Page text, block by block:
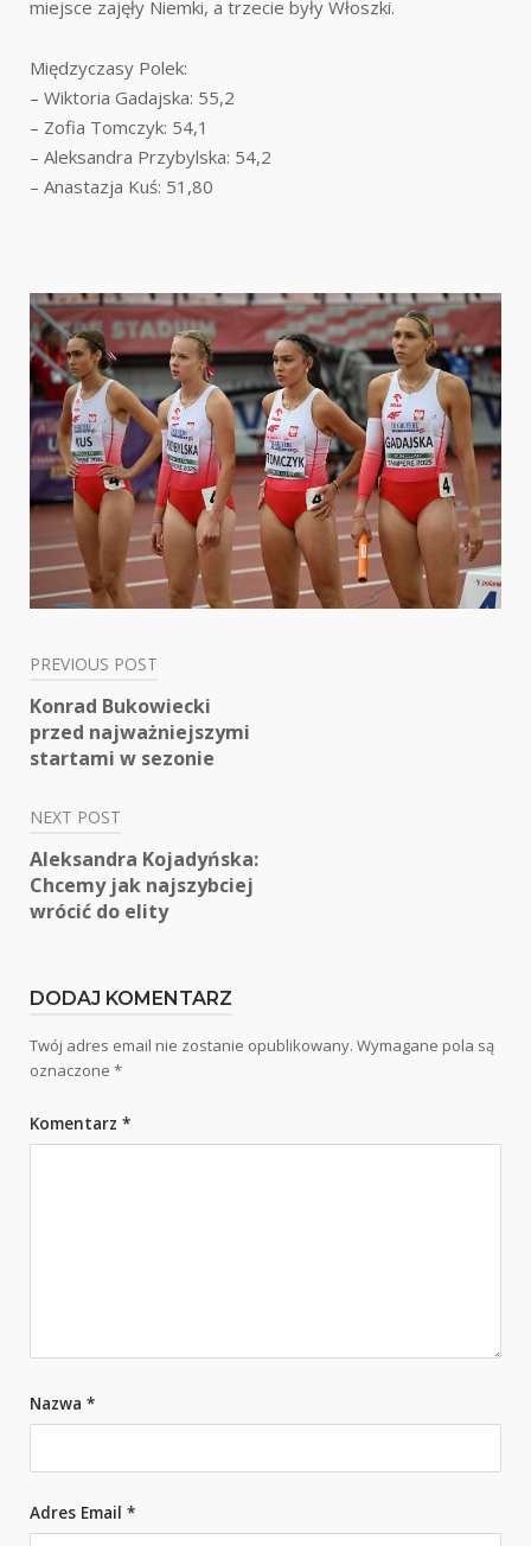
miejsce zajęły Niemki, a trzecie były Włoszki.
Międzyczasy Polek:
– Wiktoria Gadajska: 55,2
– Zofia Tomczyk: 54,1
– Aleksandra Przybylska: 54,2
– Anastazja Kuś: 51,80
Nawigacja
wpisu
PREVIOUS POST
Konrad Bukowiecki
przed najważniejszymi
startami w sezonie
NEXT POST
Aleksandra Kojadyńska:
Chcemy jak najszybciej
wrócić do elity
DODAJ KOMENTARZ
Twój adres email nie zostanie opublikowany. Wymagane pola są
oznaczone *
Komentarz *
Nazwa *
Adres Email *